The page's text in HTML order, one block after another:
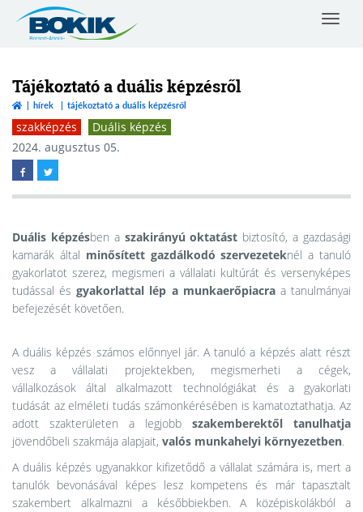
Zemplén
Vármegyei
Kereskedelmi
és
Iparkamara
Toggle
Tájékoztató a duális képzésről
hírek tájékoztató a duális képzésről
szakképzés
Duális képzés
2024. augusztus 05.
Duális képzésben a szakirányú oktatást biztosító, a gazdasági
kamarák által minősített gazdálkodó szervezeteknél a tanuló
gyakorlatot szerez, megismeri a vállalati kultúrát és versenyképes
tudással ésgyakorlattal lép a munkaerőpiacraa tanulmányai
befejezését követően.
A duális képzés számos előnnyel jár. A tanuló a képzés alatt részt
vesz a vállalati projektekben, megismerheti a cégek,
vállalkozások által alkalmazott technológiákat és a gyakorlati
tudását az elméleti tudás számonkérésében is kamatoztathatja. Az
adott szakterületen a legjobb szakemberektől tanulhatja
jövendőbeli szakmája alapjait, valós munkahelyi környezetben.
A duális képzés ugyanakkor kifizetődő a vállalat számára is, mert a
tanulók bevonásával képes lesz kompetens és már tapasztalt
szakembert alkalmazni a későbbiekben. A középiskolákból a